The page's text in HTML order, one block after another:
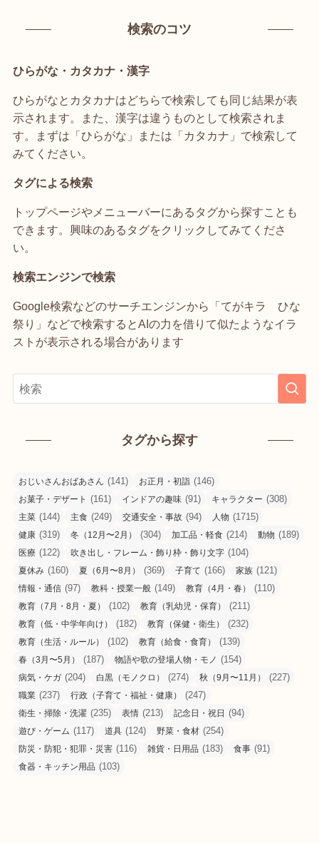
検索のコツ
ひらがな・カタカナ・漢字
ひらがなとカタカナはどちらで検索しても同じ結果が表
示されます。また、漢字は違うものとして検索されま
す。まずは「ひらがな」または「カタカナ」で検索して
みてください。
タグによる検索
トップページやメニューバーにあるタグから探すことも
できます。興味のあるタグをクリックしてみてくださ
い。
検索エンジンで検索
Google検索などのサーチエンジンから「てがキラ ひな
祭り」などで検索するとAIの力を借りて似たようなイラ
ストが表示される場合があります
タグから探す
おじいさんおばあさん (141) お正月・初詣 (146)
お菓子・デザート (161) インドアの趣味 (91) キャラクター (308)
主菜 (144) 主食 (249) 交通安全・事故 (94) 人物 (1715)
健康 (319) 冬（12月〜2月） (304) 加工品・軽食 (214) 動物 (189)
医療 (122) 吹き出し・フレーム・飾り枠・飾り文字 (104)
夏休み (160) 夏（6月〜8月） (369) 子育て (166) 家族 (121)
情報・通信 (97) 教科・授業一般 (149) 教育（4月・春） (110)
教育（7月・8月・夏） (102) 教育（乳幼児・保育） (211)
教育（低・中学年向け） (182) 教育（保健・衛生） (232)
教育（生活・ルール） (102) 教育（給食・食育） (139)
春（3月〜5月） (187) 物語や歌の登場人物・モノ (154)
病気・ケガ (204) 白黒（モノクロ） (274) 秋（9月〜11月） (227)
職業 (237) 行政（子育て・福祉・健康） (247)
衛生・掃除・洗濯 (235) 表情 (213) 記念日・祝日 (94)
遊び・ゲーム (117) 道具 (124) 野菜・食材 (254)
防災・防犯・犯罪・災害 (116) 雑貨・日用品 (183) 食事 (91)
食器・キッチン用品 (103)